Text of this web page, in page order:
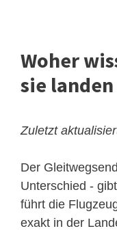
Woher
sie landen
Zuletzt
Der
Unterschied -
führt die
exakt in der